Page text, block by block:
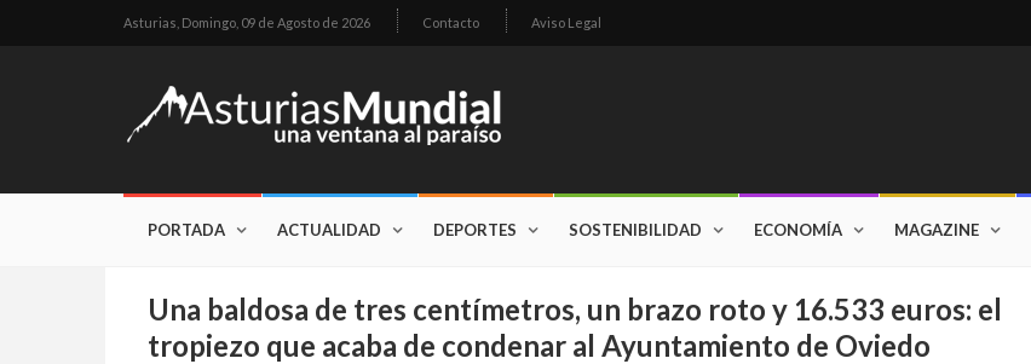
Asturias, Domingo, 09 de Agosto de 2026 Contacto Aviso Legal
PORTADA ACTUALIDAD DEPORTES SOSTENIBILIDAD ECONOMÍA MAGAZINE
Una baldosa de tres centímetros, un brazo roto y 16.533 euros: el
tropiezo que acaba de condenar al Ayuntamiento de Oviedo